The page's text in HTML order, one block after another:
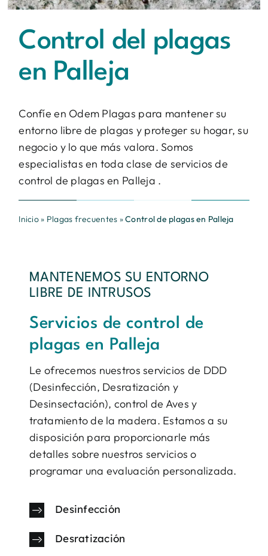
Contacto
BUSCAR:
Control del plagas
en Palleja
Confíe en Odem Plagas para mantener su
entorno libre de plagas y proteger su hogar, su
negocio y lo que más valora. Somos
especialistas en toda clase de servicios de
control de plagas en Palleja .
Inicio» Plagas frecuentes »Control de plagas en Palleja
MANTENEMOS SU ENTORNO
LIBRE DE INTRUSOS
Servicios de control de
plagas en Palleja
Le ofrecemos nuestros servicios de DDD
(Desinfección, Desratización y
Desinsectación), control de Aves y
tratamiento de la madera. Estamos a su
disposición para proporcionarle más
detalles sobre nuestros servicios o
programar una evaluación personalizada.
Desinfección
Desratización